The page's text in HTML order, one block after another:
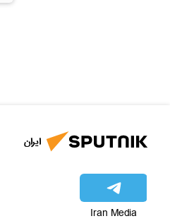
ایران
Iran Media